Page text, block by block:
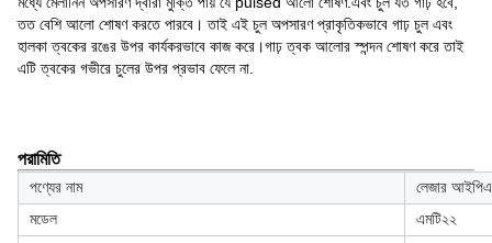
তত বেশি আলো শোষণ করতে পারবে। তাই এই চুল অপসারণ প্রাকৃতিকভাবে গাঢ় চুল এবং
হালকা ত্বকের রঙের উপর কার্যকরভাবে কাজ করে।গাঢ় ত্বক আলোর স্পন্দন শোষণ করে তাই
এটি ত্বকের গভীরে চুলের উপর প্রভাব ফেলে না.
পরামিতি
পণ্যের নাম
লেজার
মডেল
এমটি২২